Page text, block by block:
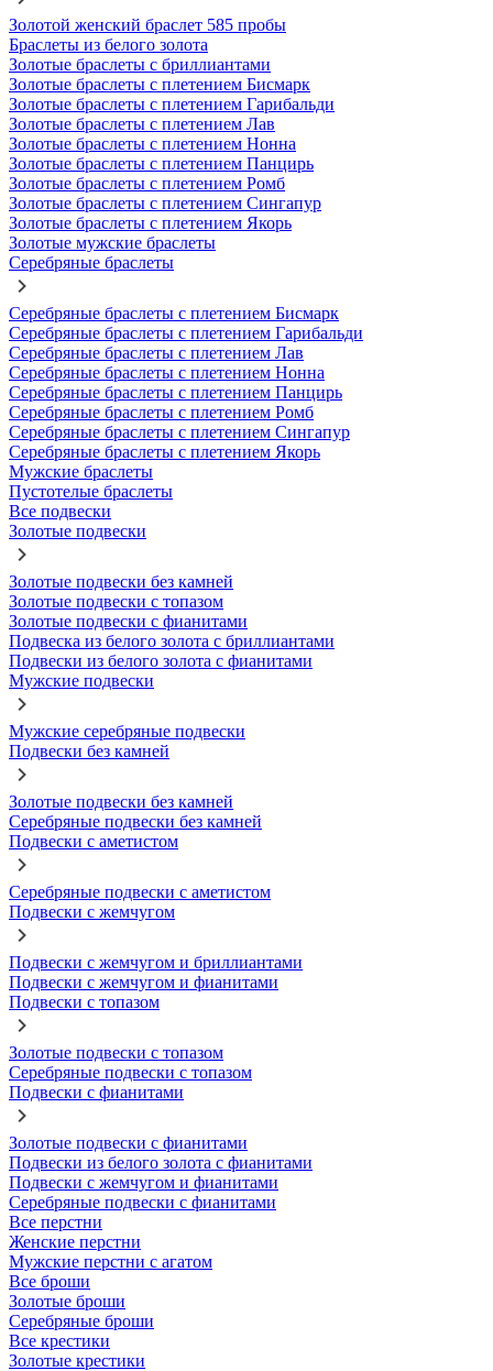
Золотой женский браслет 585 пробы
Браслеты из белого золота
Золотые браслеты с бриллиантами
Золотые браслеты с плетением Бисмарк
Золотые браслеты с плетением Гарибальди
Золотые браслеты с плетением Лав
Золотые браслеты с плетением Нонна
Золотые браслеты с плетением Панцирь
Золотые браслеты с плетением Ромб
Золотые браслеты с плетением Сингапур
Золотые браслеты с плетением Якорь
Золотые мужские браслеты
Серебряные браслеты
Серебряные браслеты с плетением Бисмарк
Серебряные браслеты с плетением Гарибальди
Серебряные браслеты с плетением Лав
Серебряные браслеты с плетением Нонна
Серебряные браслеты с плетением Панцирь
Серебряные браслеты с плетением Ромб
Серебряные браслеты с плетением Сингапур
Серебряные браслеты с плетением Якорь
Мужские браслеты
Пустотелые браслеты
Все подвески
Золотые подвески
Золотые подвески без камней
Золотые подвески с топазом
Золотые подвески с фианитами
Подвеска из белого золота с бриллиантами
Подвески из белого золота с фианитами
Мужские подвески
Мужские серебряные подвески
Подвески без камней
Золотые подвески без камней
Серебряные подвески без камней
Подвески с аметистом
Серебряные подвески с аметистом
Подвески с жемчугом
Подвески с жемчугом и бриллиантами
Подвески с жемчугом и фианитами
Подвески с топазом
Золотые подвески с топазом
Серебряные подвески с топазом
Подвески с фианитами
Золотые подвески с фианитами
Подвески из белого золота с фианитами
Подвески с жемчугом и фианитами
Серебряные подвески с фианитами
Все перстни
Женские перстни
Мужские перстни с агатом
Все броши
Золотые броши
Серебряные броши
Все крестики
Золотые крестики